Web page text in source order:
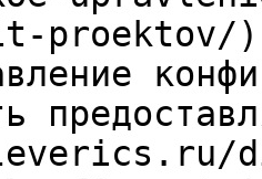
proektov/)